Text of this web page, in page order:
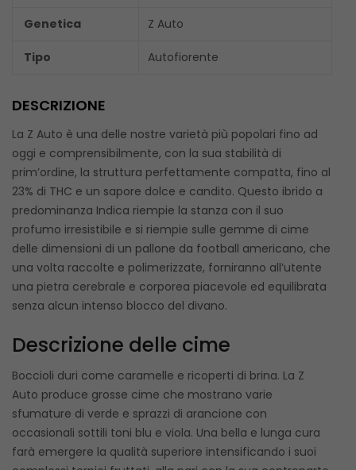
Genetica Z Auto
Tipo Autofiorente
DESCRIZIONE
La Z Auto è una delle nostre varietà più popolari fino ad
oggi e comprensibilmente, con la sua stabilità di
prim’ordine, la struttura perfettamente compatta, fino al
23% di THC e un sapore dolce e candito. Questo ibrido a
predominanza Indica riempie la stanza con il suo
profumo irresistibile e si riempie sulle gemme di cime
delle dimensioni di un pallone da football americano, che
una volta raccolte e polimerizzate, forniranno all’utente
una pietra cerebrale e corporea piacevole ed equilibrata
senza alcun intenso blocco del divano.
Descrizione delle cime
Boccioli duri come caramelle e ricoperti di brina. La Z
Auto produce grosse cime che mostrano varie
sfumature di verde e sprazzi di arancione con
occasionali sottili toni blu e viola. Una bella e lunga cura
farà emergere la qualità superiore intensificando i suoi